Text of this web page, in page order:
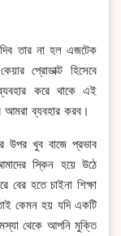
তার না হল এজটেক
প্রোডাক্ট হিসেবে
করে থাকে এই
আমরা ব্যবহার করব।
উপর খুব বাজে প্রভাব
স্কিন হয়ে উঠে
হতে চাইনা শিক্ষা
কেমন হয় যদি একটি
থেকে আপনি মুক্তি